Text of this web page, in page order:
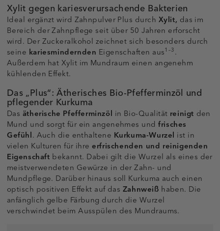
Xylit gegen kariesverursachende Bakterien
Ideal ergänzt wird Zahnpulver Plus durch Xylit, das im
Bereich der Zahnpflege seit über 50 Jahren erforscht
wird. Der Zuckeralkohol zeichnet sich besonders durch
seine kariesmindernden Eigenschaften aus1–3.
Außerdem hat Xylit im Mundraum einen angenehm
kühlenden Effekt.
Das „Plus“: Ätherisches Bio-Pfefferminzöl und
pflegender Kurkuma
Das ätherische Pfefferminzöl in Bio-Qualität reinigt den
Mund und sorgt für ein angenehmes undfrisches
Gefühl. Auch die enthaltene Kurkuma-Wurzel ist in
vielen Kulturen für ihreerfrischenden und reinigenden
Eigenschaft bekannt. Dabei gilt die Wurzel als eines der
meistverwendeten Gewürze in der Zahn- und
Mundpflege. Darüber hinaus soll Kurkuma auch einen
optisch positiven Effekt auf das Zahnweiß haben. Die
anfänglich gelbe Färbung durch die Wurzel
verschwindet beim Ausspülen des Mundraums.